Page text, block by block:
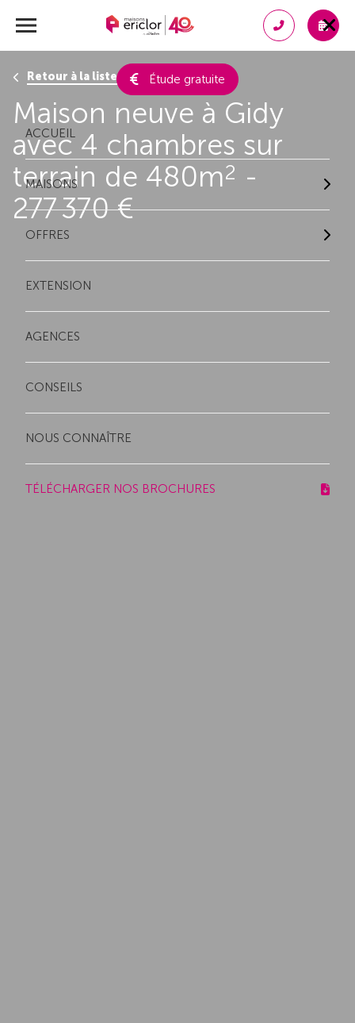
Étude gratuite
ACCUEIL
MAISONS
OFFRES
EXTENSION
AGENCES
CONSEILS
NOUS CONNAÎTRE
TÉLÉCHARGER NOS BROCHURES
Retour à la liste des résultats
Maison neuve à Gidy
avec 4 chambres sur
terrain de 480m2 -
277 370 €